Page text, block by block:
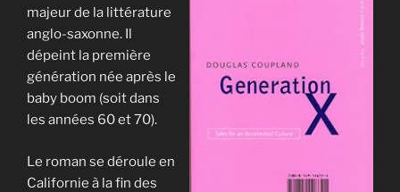
majeur de la littérature
anglo-saxonne. Il
dépeint la première
génération née après le
baby boom (soit dans
les années 60 et 70).
Le roman se déroule en
Californie à la fin des